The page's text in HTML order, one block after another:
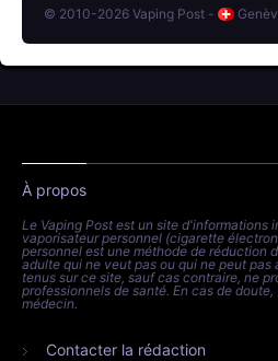
© 2010-2026 Vaping Post -
À propos
Le Vaping Post est un site d'informations
vaporisateur personnel (cigarette
personnel est une méthode de réduction
adulte qui ne veut pas ou qui ne peut pas
tenus sur ce site, sauf cas contraire, ne
professionnels de santé. En cas de
médecin.
Contacter la rédaction